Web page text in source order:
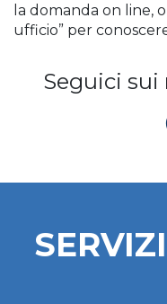
la domanda on line,
ufficio” per
Seguici sui